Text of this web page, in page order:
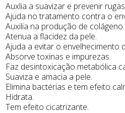
Auxlia a suavizar e prevenir
Ajuda no tratamento contra o
Auxilia na produção de colágeno.
Atenua a flacidez da pele.
Ajuda a evitar o envelhecimento
Absorve toxinas e impurezas.
Faz desintoxicação metabólica
Suaviza e amacia a pele.
Elimina bactérias e tem efeito
Hidrata.
Tem efeito cicatrizante.